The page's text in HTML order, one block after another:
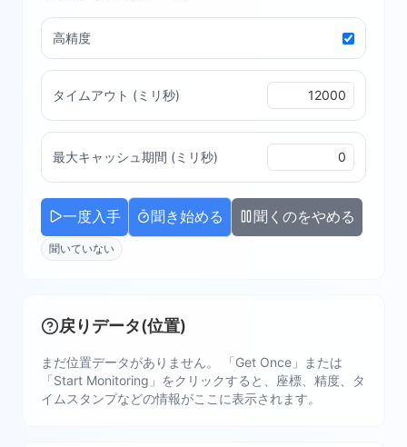
高精度
タイムアウト (ミリ秒)
最大キャッシュ期間 (ミリ秒)
一度入手 聞き始める 聞くのをやめる
聞いていない
戻りデータ(位置)
まだ位置データがありません。 「Get Once」または
「Start Monitoring」をクリックすると、座標、精度、タ
イムスタンプなどの情報がここに表示されます。